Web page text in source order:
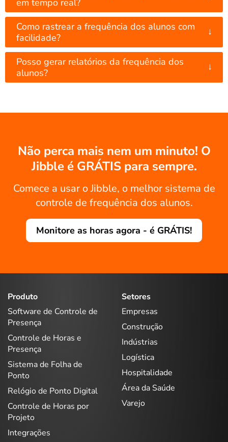
Como rastrear a frequência dos alunos com
facilidade?
↓
Posso gerar relatórios da frequência dos
alunos?
↓
Não perca mais nem um minuto! O
Jibble é GRÁTIS para sempre.
Comece a usar o Jibble, o melhor sistema de
controle de frequência dos alunos.
Monitore as horas agora - é GRÁTIS!
Produto
Software de Controle de
Presença
Controle de Horas e
Presença
Sistema de Folha de
Ponto
Relógio de Ponto Digital
Controle de Horas por
Projeto
Integrações
Setores
Empresas
Construção
Indústrias
Logística
Hospitalidade
Área da Saúde
Varejo